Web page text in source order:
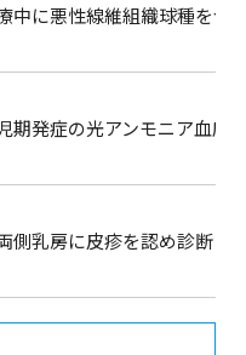
中に悪性線維組織球種を合
期発症の光アンモニア血床
側乳房に皮疹を認め診断し